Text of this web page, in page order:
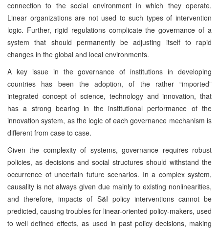
connection to the social environment in which they operate.
Linear organizations are not used to such types of intervention
logic. Further, rigid regulations complicate the governance of a
system that should permanently be adjusting itself to rapid
changes in the global and local environments.
A key issue in the governance of institutions in developing
countries has been the adoption, of the rather “imported”
integrated concept of science, technology and innovation, that
has a strong bearing in the institutional performance of the
innovation system, as the logic of each governance mechanism is
different from case to case.
Given the complexity of systems, governance requires robust
policies, as decisions and social structures should withstand the
occurrence of uncertain future scenarios. In a complex system,
causality is not always given due mainly to existing nonlinearities,
and therefore, impacts of S&I policy interventions cannot be
predicted, causing troubles for linear-oriented policy-makers, used
to well defined effects, as used in past policy decisions, making